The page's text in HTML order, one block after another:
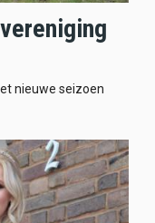
nieuwe seizoen